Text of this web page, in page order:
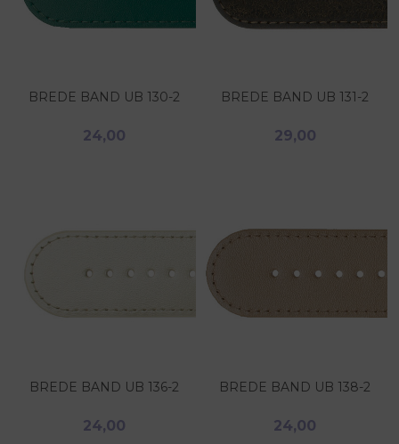
BREDE BAND UB 130-2
24,00
BREDE BAND UB 131-2
29,00
BREDE BAND UB 136-2
24,00
BREDE BAND UB 138-2
24,00